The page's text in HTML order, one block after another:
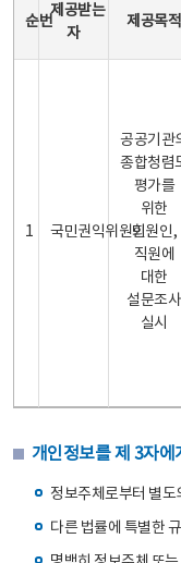
순번
제공받는
자
제공목적
1 국민권익위원회
공공기관
종합청렴
평가를
위한
민원인,
직원에
대한
설문조사
실시
개인정보를 제 3자
정보주체로부터 별도
다른 법률에 특별한